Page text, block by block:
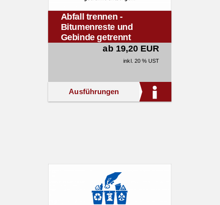
Abfall trennen -
Bitumenreste und
Gebinde getrennt
entsorgen.ab 19,20 EUR
inkl. 20 % UST
Ausführungen